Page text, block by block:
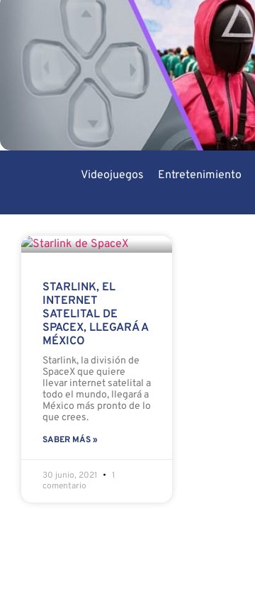
Videojuegos Entretenimiento
STARLINK, EL
INTERNET
SATELITAL DE
SPACEX, LLEGARÁ A
MÉXICO
Starlink, la división de
SpaceX que quiere
llevar internet satelital a
todo el mundo, llegará a
México más pronto de lo
que crees.
SABER MÁS »
30 junio, 2021
1
comentario